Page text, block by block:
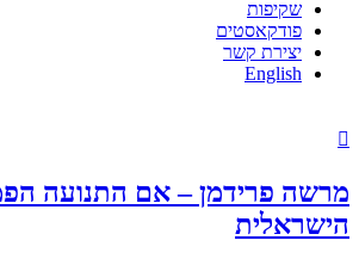
שקיפות
פודקאסטים
יצירת קשר
English
מרשה פרידמן – אם התנועה
הישראלית